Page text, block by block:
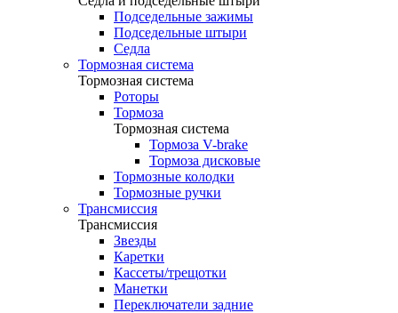
Подседельные зажимы
Подседельные штыри
Седла
Тормозная система
Тормозная система
Роторы
Тормоза
Тормозная система
Тормоза V-brake
Тормоза дисковые
Тормозные колодки
Тормозные ручки
Трансмиссия
Трансмиссия
Звезды
Каретки
Кассеты/трещотки
Манетки
Переключатели задние